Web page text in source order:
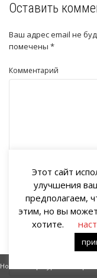
Оставить
Ваш адрес email не
помечены *
Комментарий
Этот сайт
улучшения
предполагаем,
этим, но вы
хотите.